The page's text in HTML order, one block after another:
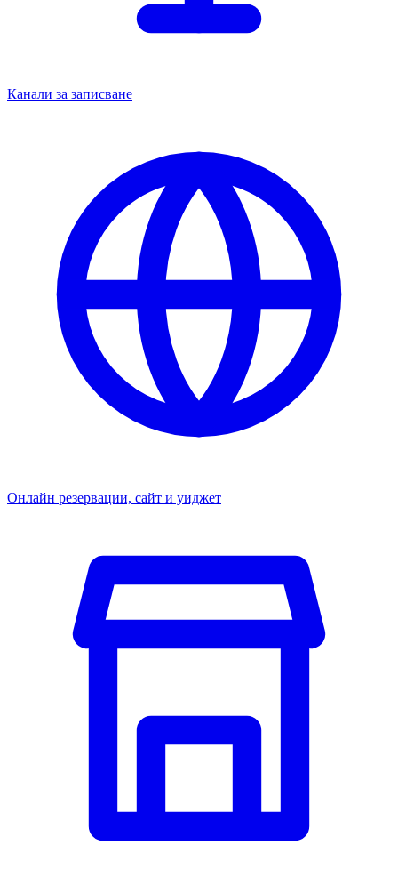
Канали за записване
Онлайн резервации, сайт и уиджет